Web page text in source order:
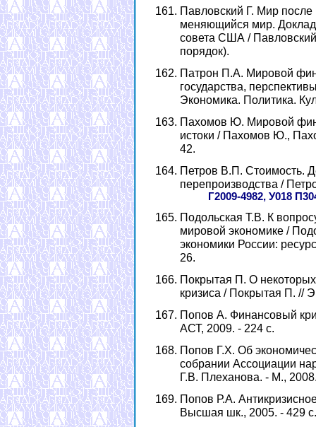
Павловский Г. Мир после
меняющийся мир. Доклад
совета США /
порядок).
Патрон П.А. Мировой
государства,
Экономика. Политика.
Пахомов Ю. Мировой
истоки / Пахомов Ю.,
42.
Петров В.П. Стоимость.
перепроизводства /
Г2009-4982, У018
Подольская Т.В. К
мировой экономике /
экономики России:
26.
Покрытая П. О некоторых
кризиса / Покрытая П. //
Попов А. Финансовый
АСТ, 2009. - 224 с.
Попов Г.Х. Об
собрании Ассоциации
Г.В. Плеханова. - М.,
Попов Р.А.
Высшая шк., 2005. - 429 с.